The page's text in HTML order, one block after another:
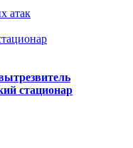
атак
стационар